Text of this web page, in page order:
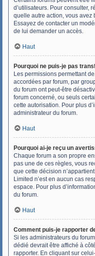
d’utilisateurs. Pour consulter,
quelle autre action, vous
Essayez de contacter un
de lui demander un accès.
Haut
Pourquoi ne puis-je pas
Les permissions permettant
accordées par forum, par
du forum ont peut-être
forum concerné, ou seuls
cette autorisation. Pour plus
administrateur du forum.
Haut
Pourquoi ai-je reçu un
Chaque forum a son propre
pas une de ces règles, vous
que cette décision
Limited n’est en aucun cas
espace. Pour plus
du forum.
Haut
Comment puis-je rapporter
Si les administrateurs du
dédié devrait être affiché à
rapporter. En cliquant sur